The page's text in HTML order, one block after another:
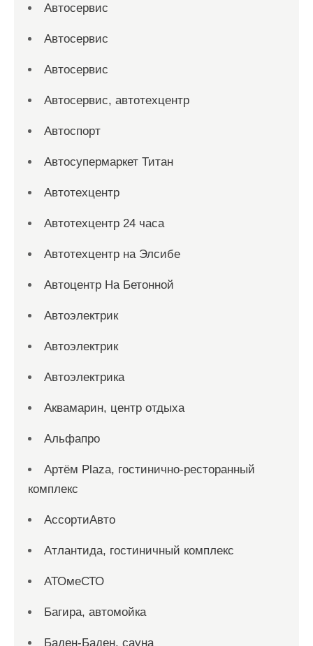
Автосервис
Автосервис
Автосервис
Автосервис, автотехцентр
Автоспорт
Автосупермаркет Титан
Автотехцентр
Автотехцентр 24 часа
Автотехцентр на Элсибе
Автоцентр На Бетонной
Автоэлектрик
Автоэлектрик
Автоэлектрика
Аквамарин, центр отдыха
Альфапро
Артём Plaza, гостинично-ресторанный
комплекс
АссортиАвто
Атлантида, гостиничный комплекс
АТОмеСТО
Багира, автомойка
Баден-Баден, сауна